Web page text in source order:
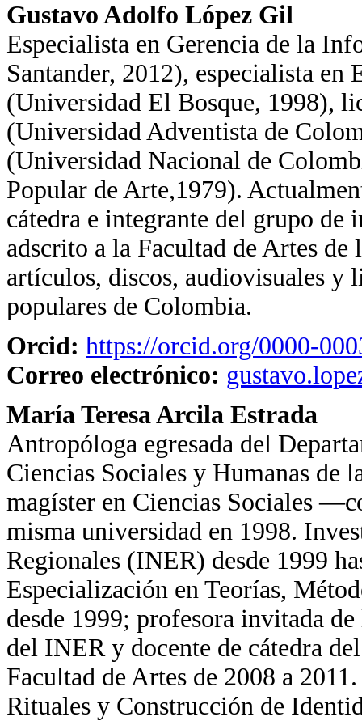
Gustavo Adolfo López Gil
Especialista en Gerencia de la
Santander, 2012), especialista
(Universidad El Bosque, 1998),
(Universidad Adventista de
(Universidad Nacional de
Popular de Arte,1979).
cátedra e integrante del grupo de
adscrito a la Facultad de Artes
artículos, discos, audiovisuales y
populares de Colombia.
Orcid: https://orcid.org/0000-
Correo electrónico:
María Teresa Arcila Estrada
Antropóloga egresada del
Ciencias Sociales y Humanas de
magíster en Ciencias Sociales
misma universidad en 1998.
Regionales (INER) desde 1999
Especialización en Teorías,
desde 1999; profesora invitada
del INER y docente de cátedra
Facultad de Artes de 2008 a
Rituales y Construcción de